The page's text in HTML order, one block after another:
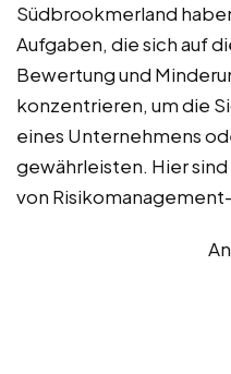
Südbrookmerland
Aufgaben, die sich auf
Bewertung und
konzentrieren, um die
eines Unternehmens
gewährleisten. Hier
von